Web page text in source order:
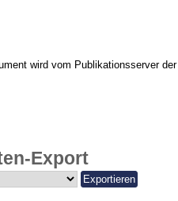
wird vom Publikationsserver
Export